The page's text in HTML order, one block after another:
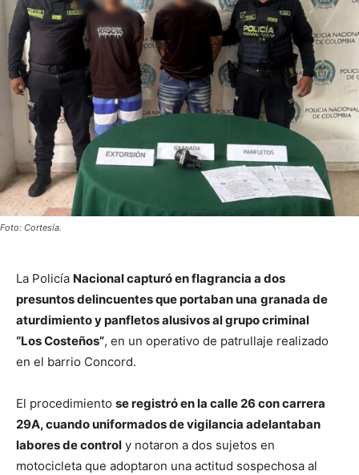
Foto: Cortesía.
La Policía Nacional capturó en flagrancia a dos
presuntos delincuentes que portaban una granada de
aturdimiento y panfletos alusivos al grupo criminal
“Los Costeños”, en un operativo de patrullaje realizado
en el barrio Concord.
El procedimiento se registró en la calle 26 con carrera
29A, cuando uniformados de vigilancia adelantaban
labores de control y notaron a dos sujetos en
motocicleta que adoptaron una actitud sospechosa al